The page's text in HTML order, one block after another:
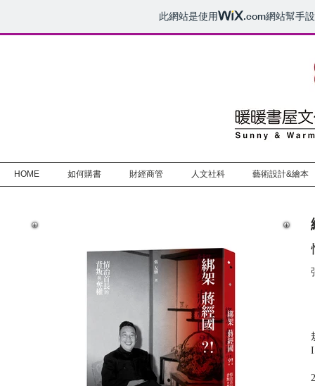
此網站是使用 .com網站幫手
HOME 如何購書 財經商管 人文社科 藝術設計&繪本